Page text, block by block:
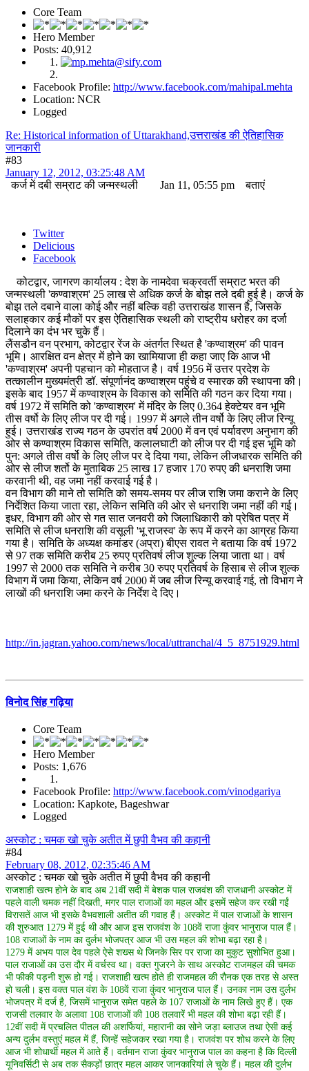
Core Team
Hero Member
Posts: 40,912
Facebook Profile: http://www.facebook.com/mahipal.mehta
Location: NCR
Logged
Re: Historical information of Uttarakhand,उत्तराखंड की ऐतिहासिक
जानकारी
#83
January 12, 2012, 03:25:48 AM
कर्ज में दबी सम्राट की जन्मस्थली Jan 11, 05:55 pm बताएं
Twitter
Delicious
Facebook
कोटद्वार, जागरण कार्यालय : देश के नामदेवा चक्रवर्ती सम्राट भरत की
जन्मस्थली 'कण्वाश्रम' 25 लाख से अधिक कर्ज के बोझ तले दबी हुई है। कर्ज के
बोझ तले दबाने वाला कोई और नहीं बल्कि वही उत्तराखंड शासन है, जिसके
सलाहकार कई मौकों पर इस ऐतिहासिक स्थली को राष्ट्रीय धरोहर का दर्जा
दिलाने का दंभ भर चुके हैं।
लैंसडौन वन प्रभाग, कोटद्वार रेंज के अंतर्गत स्थित है 'कण्वाश्रम' की पावन
भूमि। आरक्षित वन क्षेत्र में होने का खामियाजा ही कहा जाए कि आज भी
'कण्वाश्रम' अपनी पहचान को मोहताज है। वर्ष 1956 में उत्तर प्रदेश के
तत्कालीन मुख्यमंत्री डॉ. संपूर्णानंद कण्वाश्रम पहुंचे व स्मारक की स्थापना की।
इसके बाद 1957 में कण्वाश्रम के विकास को समिति की गठन कर दिया गया।
वर्ष 1972 में समिति को 'कण्वाश्रम' में मंदिर के लिए 0.364 हेक्टेयर वन भूमि
तीस वर्षो के लिए लीज पर दी गई। 1997 में अगले तीन वर्षो के लिए लीज रिन्यू
हुई। उत्तराखंड राज्य गठन के उपरांत वर्ष 2000 में वन एवं पर्यावरण अनुभाग की
ओर से कण्वाश्रम विकास समिति, कलालघाटी को लीज पर दी गई इस भूमि को
पुन: अगले तीस वर्षो के लिए लीज पर दे दिया गया, लेकिन लीजधारक समिति की
ओर से लीज शर्तो के मुताबिक 25 लाख 17 हजार 170 रुपए की धनराशि जमा
करवानी थी, वह जमा नहीं करवाई गई है।
वन विभाग की माने तो समिति को समय-समय पर लीज राशि जमा कराने के लिए
निर्देशित किया जाता रहा, लेकिन समिति की ओर से धनराशि जमा नहीं की गई।
इधर, विभाग की ओर से गत सात जनवरी को जिलाधिकारी को प्रेषित पत्र में
समिति से लीज धनराशि की वसूली 'भू राजस्व' के रूप में करने का आग्रह किया
गया है। समिति के अध्यक्ष कमांडर (अप्रा) बीएस रावत ने बताया कि वर्ष 1972
से 97 तक समिति करीब 25 रुपए प्रतिवर्ष लीज शुल्क लिया जाता था। वर्ष
1997 से 2000 तक समिति ने करीब 30 रुपए प्रतिवर्ष के हिसाब से लीज शुल्क
विभाग में जमा किया, लेकिन वर्ष 2000 में जब लीज रिन्यू करवाई गई, तो विभाग ने
लाखों की धनराशि जमा करने के निर्देश दे दिए।
http://in.jagran.yahoo.com/news/local/uttranchal/4_5_8751929.html
विनोद सिंह गढ़िया
Core Team
Hero Member
Posts: 1,676
Facebook Profile: http://www.facebook.com/vinodgariya
Location: Kapkote, Bageshwar
Logged
अस्कोट : चमक खो चुके अतीत में छुपी वैभव की कहानी
#84
February 08, 2012, 02:35:46 AM
अस्कोट : चमक खो चुके अतीत में छुपी वैभव की कहानी
राजशाही खत्म होने के बाद अब 21वीं सदी में बेशक पाल राजवंश की राजधानी अस्कोट में
पहले वाली चमक नहीं दिखती, मगर पाल राजाओं का महल और इसमें सहेज कर रखी गईं
विरासतें आज भी इसके वैभवशाली अतीत की गवाह हैं। अस्कोट में पाल राजाओं के शासन
की शुरुआत 1279 में हुई थी और आज इस राजवंश के 108वें राजा कुंवर भानुराज पाल हैं।
108 राजाओं के नाम का दुर्लभ भोजपत्र आज भी उस महल की शोभा बढ़ा रहा है।
1279 में अभय पाल देव पहले ऐसे शख्स थे जिनके सिर पर राजा का मुकुट सुशोभित हुआ।
पाल राजाओं का उस दौर में वर्चस्व था। वक्त गुजरने के साथ अस्कोट राजमहल की चमक
भी फीकी पड़नी शुरू हो गई। राजशाही खत्म होते ही राजमहल की रौनक एक तरह से अस्त
हो चली। इस वक्त पाल वंश के 108वें राजा कुंवर भानुराज पाल हैं। उनका नाम उस दुर्लभ
भोजपत्र में दर्ज है, जिसमें भानुराज समेत पहले के 107 राजाओं के नाम लिखे हुए हैं। एक
राजसी तलवार के अलावा 108 राजाओं की 108 तलवारें भी महल की शोभा बढ़ा रही हैं।
12वीं सदी में प्रचलित पीतल की अशर्फियां, महारानी का सोने जड़ा ब्लाउज तथा ऐसी कई
अन्य दुर्लभ वस्तुएं महल में हैं, जिन्हें सहेजकर रखा गया है। राजवंश पर शोध करने के लिए
आज भी शोधार्थी महल में आते हैं। वर्तमान राजा कुंवर भानुराज पाल का कहना है कि दिल्ली
यूनिवर्सिटी से अब तक सैकड़ों छात्र महल आकर जानकारियां ले चुके हैं। महल की दुर्लभ